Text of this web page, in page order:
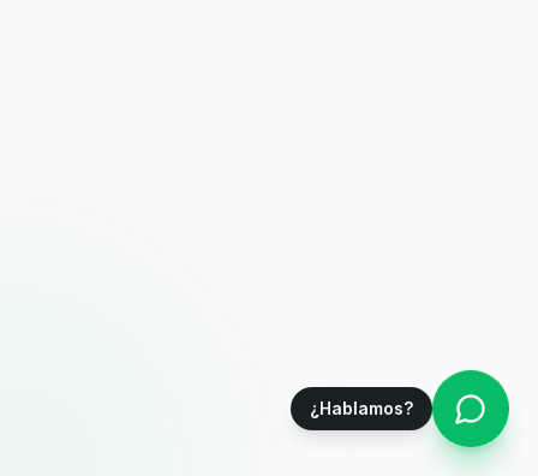
¿Hablamos?